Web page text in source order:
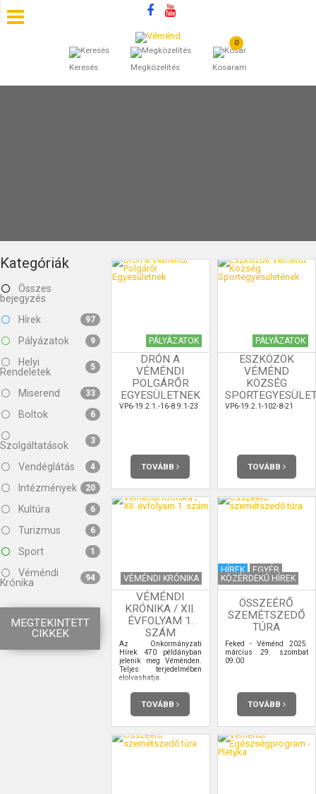
Keresés Megközelítés
0
Kosaram
SZÁLLÁSOK
BEJEGYZÉSEK
Kategóriák
Összes
bejegyzés
Hírek
97
Pályázatok 9
Helyi
Rendeletek
5
Miserend 33
Boltok 6
Szolgáltatások 3
Vendéglátás 4
Intézmények 20
Kultúra 6
Turizmus 6
Sport 1
Véméndi
Krónika
94
MEGTEKINTETT
CIKKEK
PÁLYÁZATOK
DRÓN A
VÉMÉNDI
POLGÁRŐR
EGYESÜLETNEK
VP6-19.2.1.-16-8.9.1-23
TOVÁBB
PÁLYÁZATOK
ESZKÖZÖK
VÉMÉND
KÖZSÉG
VP6-19.2.1-102-8-21
TOVÁBB
VÉMÉNDI KRÓNIKA
VÉMÉNDI
KRÓNIKA / XII.
ÉVFOLYAM 1.
SZÁM
Az Önkormányzati
Hírek 470 példányban
jelenik meg Véménden.
Teljes terjedelmében
elolvashatja.
TOVÁBB
HÍREK
EGYÉB
KÖZÉRDEKŰ HÍREK
ÖSSZEÉRŐ
SZEMÉTSZEDŐ
TÚRA
Feked - Véménd 2025.
március 29. szombat
09:00
TOVÁBB